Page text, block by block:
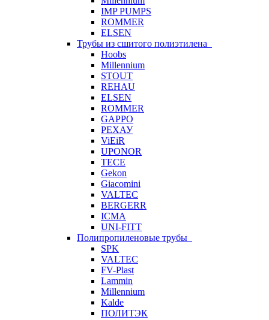
IMP PUMPS
ROMMER
ELSEN
Трубы из сшитого полиэтилена
Hoobs
Millennium
STOUT
REHAU
ELSEN
ROMMER
GAPPO
РЕХАУ
ViEiR
UPONOR
TECE
Gekon
Giacomini
VALTEC
BERGERR
ICMA
UNI-FITT
Полипропиленовые трубы
SPK
VALTEC
FV-Plast
Lammin
Millennium
Kalde
ПОЛИТЭК